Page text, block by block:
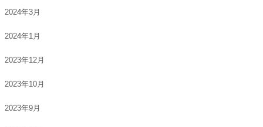
2024年3月
2024年1月
2023年12月
2023年10月
2023年9月